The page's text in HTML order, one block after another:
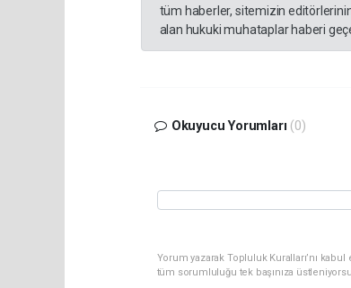
tüm haberler, sitemizin
alan hukuki muhataplar haberi
Okuyucu Yorumları (0)
Yorum yazarak Topluluk Kuralları’nı
tüm sorumluluğu tek başınıza